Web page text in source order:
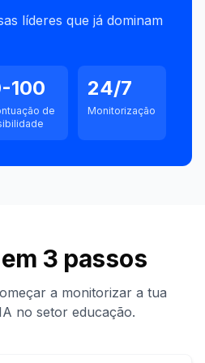
líderes que já dominam
100
de
24/7
Monitorização
3 passos
a monitorizar a tua
no setor educação.